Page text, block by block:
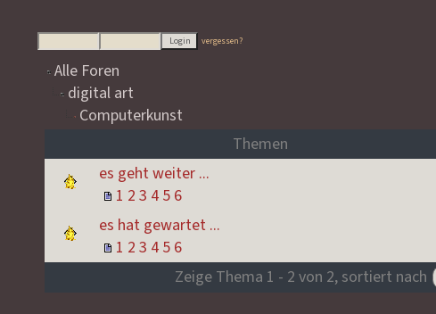
vergessen?
Alle Foren
digital art
Computerkunst
Themen
es geht weiter ...
1 2 3 4 5 6
es hat gewartet ...
1 2 3 4 5 6
Zeige Thema 1 - 2 von 2, sortiert nach